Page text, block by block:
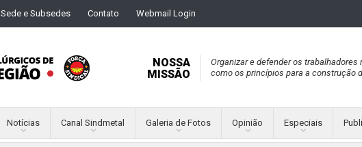
Sede e Subsedes Contato Webmail Login
NOSSA
MISSÃO
Organizar e defender os
como os princípios para a construção
Notícias Canal Sindmetal Galeria de Fotos Opinião Especiais